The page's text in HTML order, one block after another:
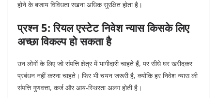
होने के बजाय विविधता रखना अधिक सुरक्षित होता है।
प्रश्न 5: रियल एस्टेट निवेश न्यास किसके लिए
अच्छा विकल्प हो सकता है
उन लोगों के लिए जो संपत्ति क्षेत्र में भागीदारी चाहते हैं, पर सीधे घर खरीदकर
प्रबंधन नहीं करना चाहते। फिर भी चयन जरूरी है, क्योंकि हर निवेश न्यास की
संपत्ति गुणवत्ता, कर्ज और आय-स्थिरता अलग होती है।